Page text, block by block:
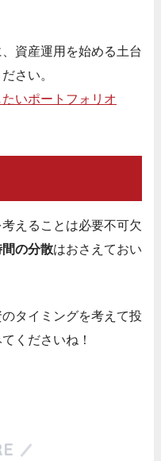
資産運用を始める土台
さい。
いポートフォリオ
えることは必要不可欠
間の分散はおさえておい
タイミングを考えて投
くださいね！